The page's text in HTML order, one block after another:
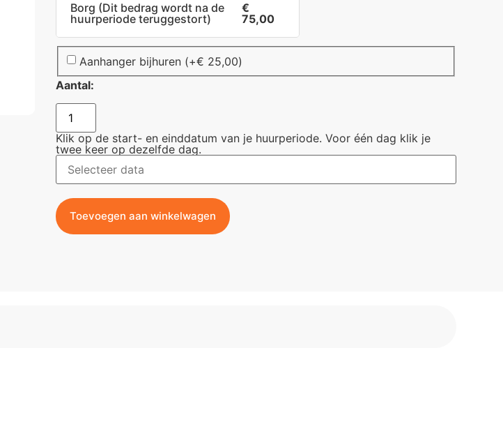
Borg (Dit bedrag wordt na de
huurperiode teruggestort)
€
75,00
Aanhanger bijhuren (+€ 25,00)
Aantal:
Klik op de start- en einddatum van je huurperiode. Voor één dag klik je
twee keer op dezelfde dag.
Toevoegen aan winkelwagen